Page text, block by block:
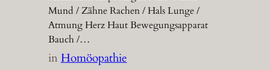
Mund / Zähne Rachen / Hals Lunge /
Atmung Herz Haut Bewegungsapparat
Bauch /…
inHomöopathie